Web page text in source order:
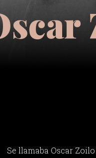
Se llamaba Oscar